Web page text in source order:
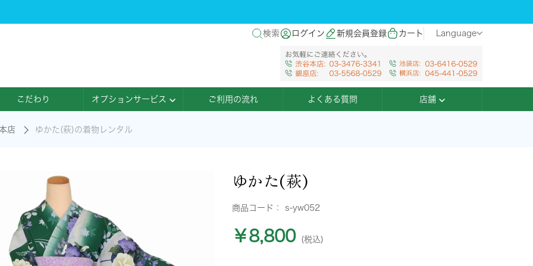
検索 ログイン 新規会員登録 カート Language
こだわり オプションサービス ご利用の流れ よくある質問 店舗
店 ゆかた(萩)の着物レンタル
ゆかた(萩)
商品コード： s-yw052
￥8,800 (税込)